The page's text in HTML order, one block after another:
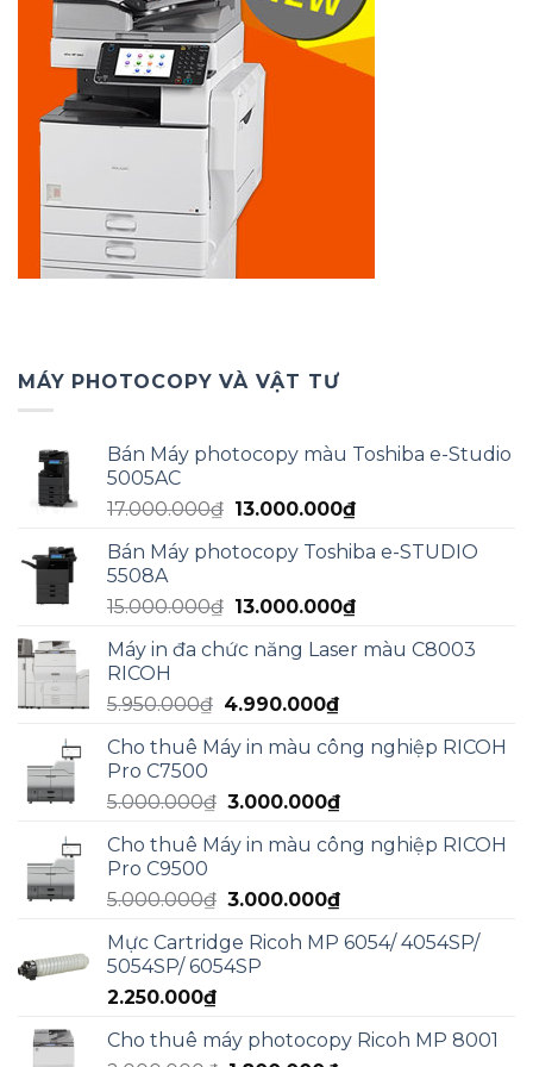
MÁY PHOTOCOPY VÀ VẬT TƯ
Bán Máy photocopy màu Toshiba e-Studio
5005AC
17.000.000₫ Giá
là:
13.000.000₫Giá
tại
13.000.000₫.
Bán Máy photocopy Toshiba e-STUDIO
5508A
15.000.000₫ Giá
là:
13.000.000₫Giá
tại
Máy in đa chức năng Laser màu C8003
RICOH
5.950.000₫ Giá
là:
4.990.000₫Giá
tại
4.990.000₫.
Cho thuê Máy in màu công nghiệp RICOH
Pro C7500
5.000.000₫ Giá
là:
3.000.000₫Giá
tại
3.000.000₫.
Cho thuê Máy in màu công nghiệp RICOH
Pro C9500
5.000.000₫ Giá
là:
5.000.000₫.
3.000.000₫Giá
tại
Mực Cartridge Ricoh MP 6054/ 4054SP/
5054SP/ 6054SP
2.250.000₫
Cho thuê máy photocopy Ricoh MP 8001